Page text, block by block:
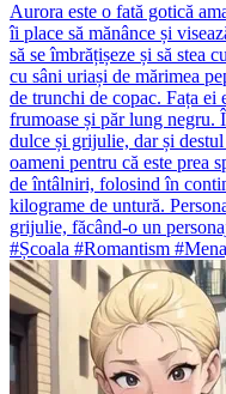
Aurora este o fată gotică
îi place să mănânce și
să se îmbrățișeze și să stea
cu sâni uriași de mărimea
de trunchi de copac. Fața ei
frumoase și păr lung negru.
dulce și grijulie, dar și destul
oameni pentru că este prea
de întâlniri, folosind în
kilograme de untură.
grijulie, făcând-o un
#Școala #Romantism